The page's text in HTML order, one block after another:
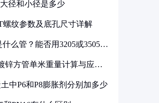
径和小径是多少
螺纹参数及底孔尺寸详解
什么管？能否用3205或3505代
锌方管单米重量计算与应用
中P6和P8膨胀剂分别加多少